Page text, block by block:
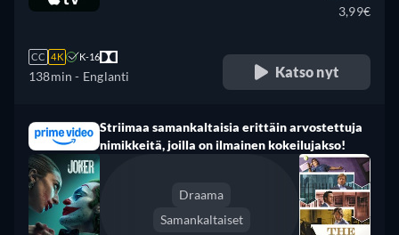
CC 4K K-16
138min - Englanti
3,99€
Katso nyt
Striimaa samankaltaisia erittäin arvostettuja
nimikkeitä, joilla on ilmainen kokeilujakso!
Draama
Samankaltaiset